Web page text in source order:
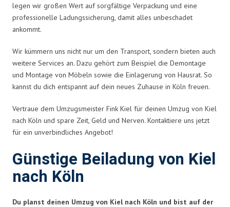
legen wir großen Wert auf sorgfältige Verpackung und eine
professionelle Ladungssicherung, damit alles unbeschadet
ankommt.
Wir kümmern uns nicht nur um den Transport, sondern bieten auch
weitere Services an. Dazu gehört zum Beispiel die Demontage
und Montage von Möbeln sowie die Einlagerung von Hausrat. So
kannst du dich entspannt auf dein neues Zuhause in Köln freuen.
Vertraue dem Umzugsmeister Fink Kiel für deinen Umzug von Kiel
nach Köln und spare Zeit, Geld und Nerven. Kontaktiere uns jetzt
für ein unverbindliches Angebot!
Günstige Beiladung von Kiel
nach Köln
Du planst deinen Umzug von Kiel nach Köln und bist auf der